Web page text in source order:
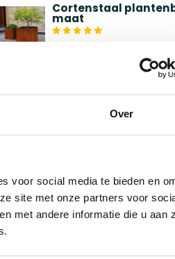
Over
voor social media te bieden en
site met onze partners voor
met andere informatie die u aan
Cortenstaal
maat
Stalen plantenbak
Op voorraad
Stalen plantenbak
Op voorraad
Cortenstaal